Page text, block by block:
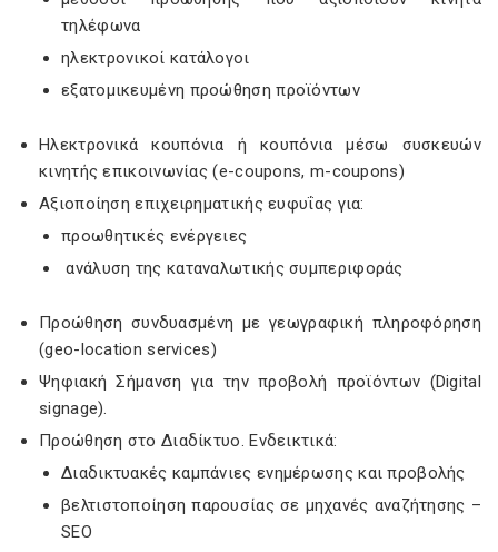
τηλέφωνα
ηλεκτρονικοί κατάλογοι
εξατομικευμένη προώθηση προϊόντων
Ηλεκτρονικά κουπόνια ή κουπόνια μέσω συσκευών
κινητής επικοινωνίας (e-coupons, m-coupons)
Αξιοποίηση επιχειρηματικής ευφυΐας για:
προωθητικές ενέργειες
ανάλυση της καταναλωτικής συμπεριφοράς
Προώθηση συνδυασμένη με γεωγραφική πληροφόρηση
(geo-location services)
Ψηφιακή Σήμανση για την προβολή προϊόντων (Digital
signage).
Προώθηση στο Διαδίκτυο. Ενδεικτικά:
Διαδικτυακές καμπάνιες ενημέρωσης και προβολής
βελτιστοποίηση παρουσίας σε μηχανές αναζήτησης –
SEO